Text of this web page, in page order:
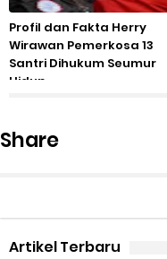
Profil dan Fakta Herry
Wirawan Pemerkosa 13
Santri Dihukum Seumur
Hidup
Share
Artikel Terbaru